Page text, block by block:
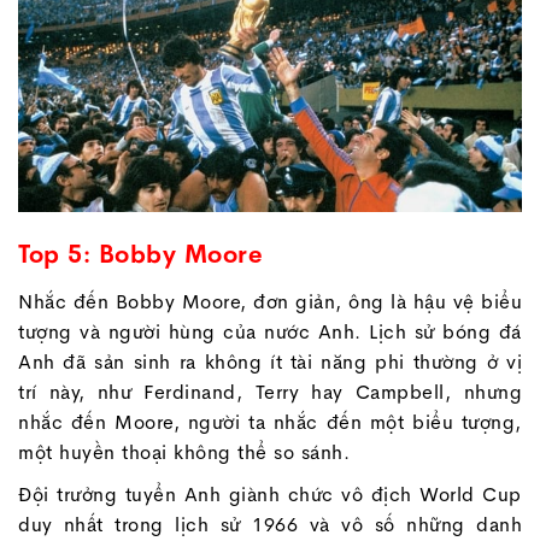
Top 5: Bobby Moore
Nhắc đến Bobby Moore, đơn giản, ông là hậu vệ biểu
tượng và người hùng của nước Anh. Lịch sử bóng đá
Anh đã sản sinh ra không ít tài năng phi thường ở vị
trí này, như Ferdinand, Terry hay Campbell, nhưng
nhắc đến Moore, người ta nhắc đến một biểu tượng,
một huyền thoại không thể so sánh.
Đội trưởng tuyển Anh giành chức vô địch World Cup
duy nhất trong lịch sử 1966 và vô số những danh